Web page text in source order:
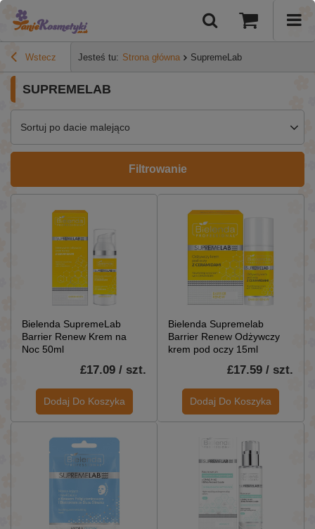
Wstecz Jesteś tu: Strona główna SupremeLab
SUPREMELAB
Sortuj po dacie malejąco
Filtrowanie
Bielenda SupremeLab
Barrier Renew Krem na
Noc 50ml
£17.09 / szt.
Dodaj Do Koszyka
Bielenda Supremelab
Barrier Renew Odżywczy
krem pod oczy 15ml
£17.59 / szt.
Dodaj Do Koszyka